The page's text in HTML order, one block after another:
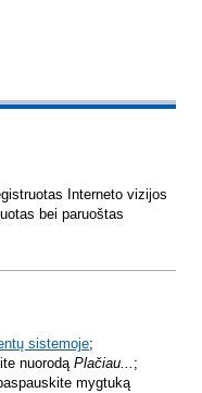
Interneto vizijos
bei paruoštas
sistemoje;
nuorodąPlačiau... ;
mygtuką